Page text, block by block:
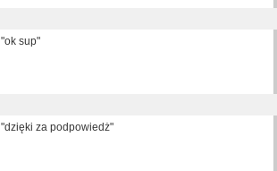
"ok sup"
"dzięki za podpowiedż"